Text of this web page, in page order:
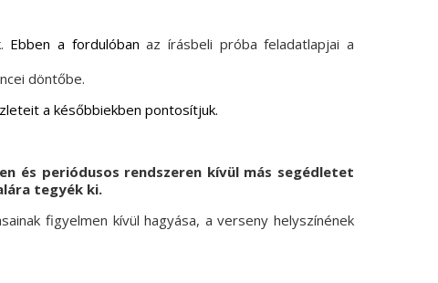
Ebben a fordulóban az írásbeli próba feladatlapjai a
döntőbe.
a későbbiekben pontosítjuk.
és periódusos rendszeren kívül más segédletet
tegyék ki.
figyelmen kívül hagyása, a verseny helyszínének